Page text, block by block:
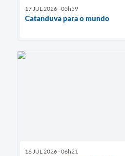
17 JUL 2026 - 05h59
Catanduva para o mundo
16 JUL 2026 - 06h21